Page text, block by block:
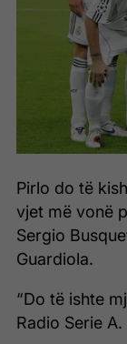
Pirlo do të
vjet më vonë
Sergio
Guardiola.
“Do të ishte
Radio Serie A.